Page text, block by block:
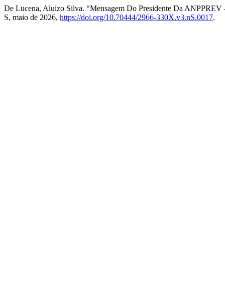
De Lucena, Aluizo Silva. “Mensagem Do Presidente Da
S, maio de 2026, https://doi.org/10.70444/2966-330X.v3.nS.0017.